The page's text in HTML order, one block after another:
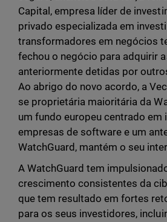
Capital, empresa líder de
privado especializada em
transformadores em negócios
fechou o negócio para adquirir
anteriormente detidas por
Ao abrigo do novo acordo, a
se proprietária maioritária da
um fundo europeu centrado em
empresas de software e um
WatchGuard, mantém o seu
A WatchGuard tem
crescimento consistentes da
que tem resultado em fortes
para os seus investidores,